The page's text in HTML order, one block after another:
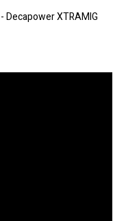
Decapower XTRAMIG